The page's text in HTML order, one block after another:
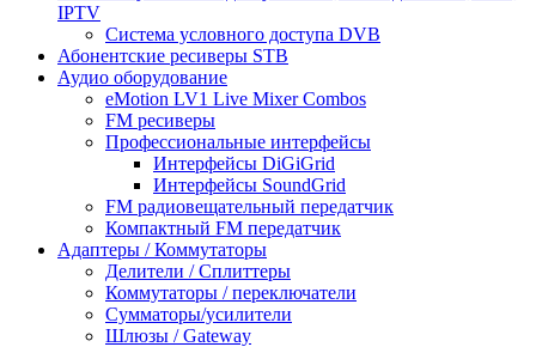
IPTV
Система условного доступа DVB
Абонентские ресиверы STB
Аудио оборудование
eMotion LV1 Live Mixer Combos
FM ресиверы
Профессиональные интерфейсы
Интерфейсы DiGiGrid
Интерфейсы SoundGrid
FM радиовещательный передатчик
Компактный FM передатчик
Адаптеры / Коммутаторы
Делители / Сплиттеры
Коммутаторы / переключатели
Сумматоры/усилители
Шлюзы / Gateway